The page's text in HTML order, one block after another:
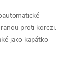
proti korozi.
jako kapátko